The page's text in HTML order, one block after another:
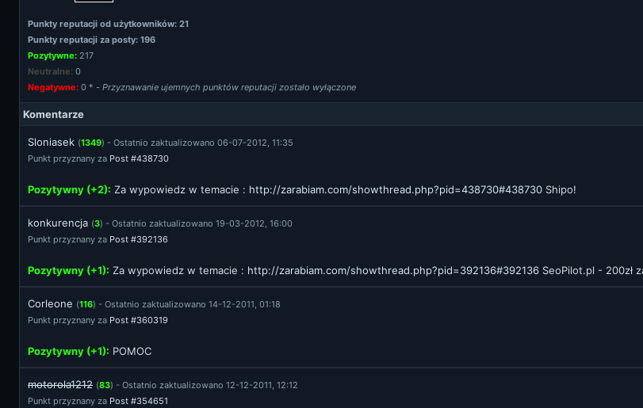
Punkty reputacji od użytkowników: 21
Punkty reputacji za posty: 196
Pozytywne: 217
Neutralne: 0
Negatywne: 0 * - Przyznawanie ujemnych punktów reputacji zostało wyłączone
Komentarze
Sloniasek (1349) - Ostatnio zaktualizowano 06-07-2012, 11:35
Punkt przyznany za Post #438730
Pozytywny (+2): Za wypowiedz w temacie : http://zarabiam.com/showthread.php?pid=438730#438730 Shipo!
konkurencja (3) - Ostatnio zaktualizowano 19-03-2012, 16:00
Punkt przyznany za Post #392136
Pozytywny (+1): Za wypowiedz w temacie : http://zarabiam.com/showthread.php?pid=392136#392136 SeoPilot.pl - 200zł
Corleone (116) - Ostatnio zaktualizowano 14-12-2011, 01:18
Punkt przyznany za Post #360319
Pozytywny (+1): POMOC
motorola1212 (83) - Ostatnio zaktualizowano 12-12-2011, 12:12
Punkt przyznany za Post #354651